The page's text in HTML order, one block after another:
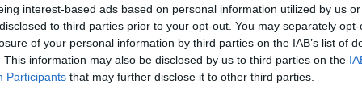
interest-based ads based on personal information utilized by us
to third parties prior to your opt-out. You may separately
of your personal information by third parties on the IAB’s list of
This information may also be disclosed by us to third parties on the
Participants that may further disclose it to other third parties.
pramogų pasaulio verslą.
truko net septynerius metus.
daugybę kartų per savaitę, o